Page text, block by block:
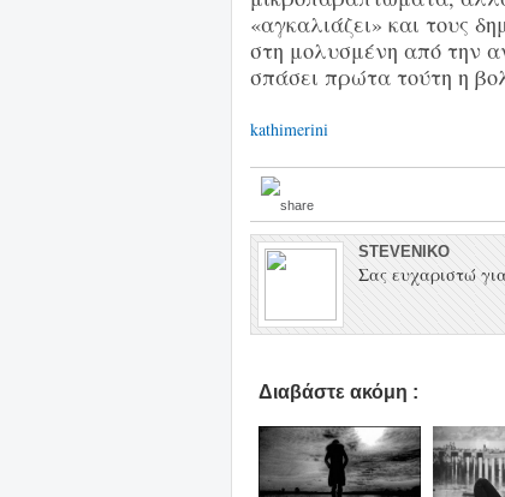
«αγκαλιάζει» και τους
στη μολυσμένη από την
σπάσει πρώτα τούτη η
kathimerini
STEVENIKO
Σας ευχαριστώ
Διαβάστε ακόμη :